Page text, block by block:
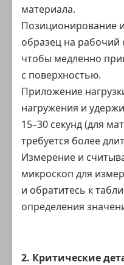
материала.
Позиционирование
образец на рабочий
чтобы медленно
с поверхностью.
Приложение
нагружения и
15–30 секунд (для
требуется более
Измерение и
микроскоп для
и обратитесь к
определения
2. Критические